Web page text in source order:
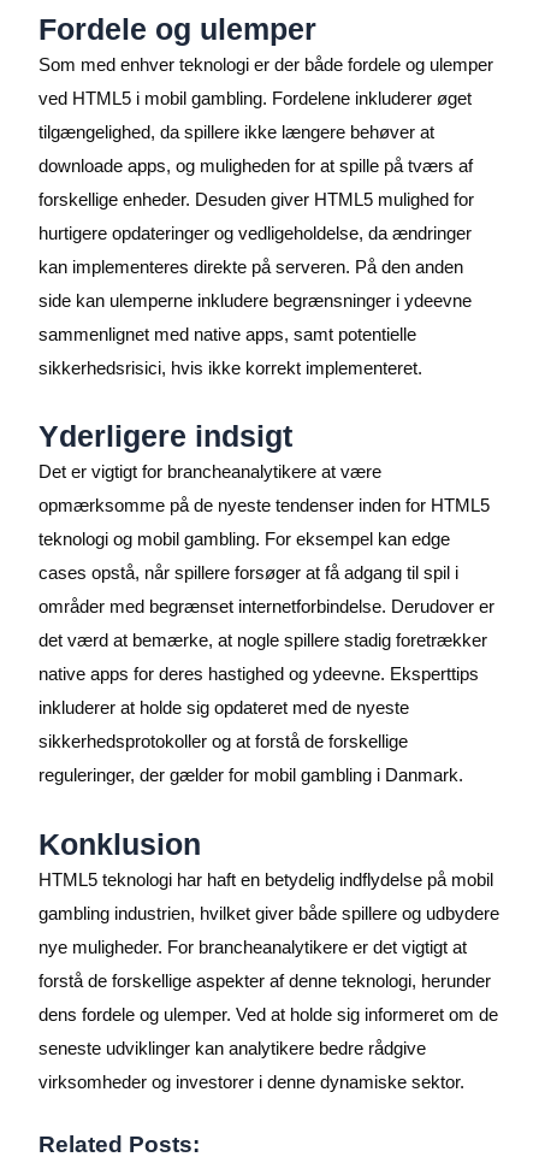
Fordele og ulemper
Som med enhver teknologi er der både fordele og ulemper
ved HTML5 i mobil gambling. Fordelene inkluderer øget
tilgængelighed, da spillere ikke længere behøver at
downloade apps, og muligheden for at spille på tværs af
forskellige enheder. Desuden giver HTML5 mulighed for
hurtigere opdateringer og vedligeholdelse, da ændringer
kan implementeres direkte på serveren. På den anden
side kan ulemperne inkludere begrænsninger i ydeevne
sammenlignet med native apps, samt potentielle
sikkerhedsrisici, hvis ikke korrekt implementeret.
Yderligere indsigt
Det er vigtigt for brancheanalytikere at være
opmærksomme på de nyeste tendenser inden for HTML5
teknologi og mobil gambling. For eksempel kan edge
cases opstå, når spillere forsøger at få adgang til spil i
områder med begrænset internetforbindelse. Derudover er
det værd at bemærke, at nogle spillere stadig foretrækker
native apps for deres hastighed og ydeevne. Eksperttips
inkluderer at holde sig opdateret med de nyeste
sikkerhedsprotokoller og at forstå de forskellige
reguleringer, der gælder for mobil gambling i Danmark.
Konklusion
HTML5 teknologi har haft en betydelig indflydelse på mobil
gambling industrien, hvilket giver både spillere og udbydere
nye muligheder. For brancheanalytikere er det vigtigt at
forstå de forskellige aspekter af denne teknologi, herunder
dens fordele og ulemper. Ved at holde sig informeret om de
seneste udviklinger kan analytikere bedre rådgive
virksomheder og investorer i denne dynamiske sektor.
Related Posts: